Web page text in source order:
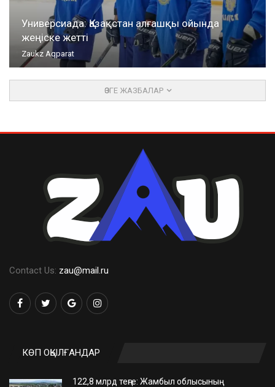
Универсиада: Қазақстан алғашқы ойында
жеңіске жетті
Zaukz Aqparat
ӨЗГЕ ЖАЗБАЛАР
Contact Us: zau@mail.ru
КӨП ОҚЫЛҒАНДАР
122,8 млрд теңге: Жамбыл облысының